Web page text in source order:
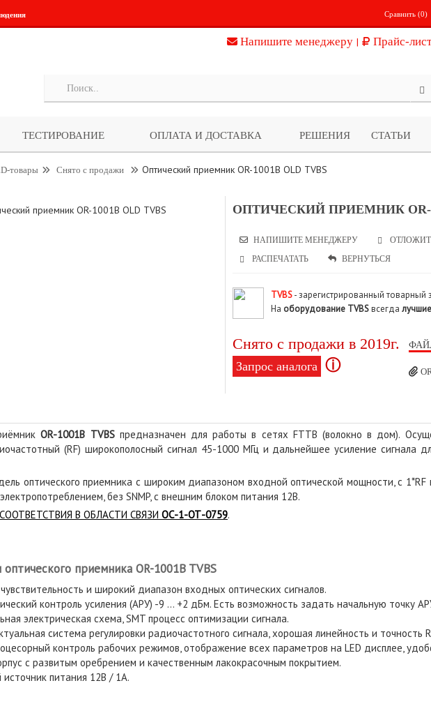
Сравнить (0)
Напишите менеджеру Прайс-лист
ТЕСТИРОВАНИЕ ОПЛАТА И ДОСТАВКА РЕШЕНИЯ СТАТЬИ
товары Снято с продажи Оптический приемник OR-1001B OLD TVBS
ОПТИЧЕСКИЙ ПРИЕМНИК OR-
НАПИШИТЕ МЕНЕДЖЕРУ
РАСПЕЧАТАТЬ
ВЕРНУТЬСЯ
TVBS- зарегистрированный товарный
На оборудование TVBSвсегда
Снято с продажи в 2019г.
Запрос аналога ⓘ
OR-1001B TVBSпредназначен для работы в сетях FTTB (волокно в дом).
(RF) широкополосный сигнал 45-1000 МГц и дальнейшее усиление сигнала
оптического приемника с широким диапазоном входной оптической мощности,c
без SNMP, с внешним блоком питания 12В.
В ОБЛАСТИ СВЯЗИ ОС-1-ОТ-0759.
приемника OR-1001B TVBS
и широкий диапазон входных оптических сигналов.
контроль усиления (АРУ) -9 ... +2 дБм. Есть возможность задать начальную точку
электрическая схема, SMT процесс оптимизации сигнала.
система регулировки радиочастотного сигнала, хорошая линейность и точность
контроль рабочих режимов, отображение всех параметров на LED дисплее,
с развитым оребрением и качественным лакокрасочным покрытием.
питания 12В / 1А.